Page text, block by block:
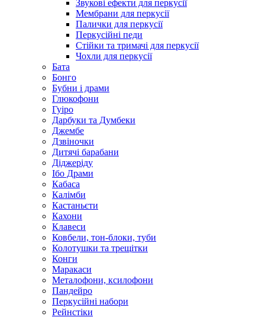
Звукові ефекти для перкусії
Мембрани для перкусії
Палички для перкусії
Перкусійні педи
Стійки та тримачі для перкусії
Чохли для перкусії
Бата
Бонго
Бубни і драми
Глюкофони
Гуіро
Дарбуки та Думбеки
Джембе
Дзвіночки
Дитячі барабани
Діджеріду
Ібо Драми
Кабаса
Калімби
Кастаньєти
Кахони
Клавеси
Ковбели, тон-блоки, туби
Колотушки та трещітки
Конги
Маракаси
Металофони, ксилофони
Пандейро
Перкусійні набори
Рейнстіки